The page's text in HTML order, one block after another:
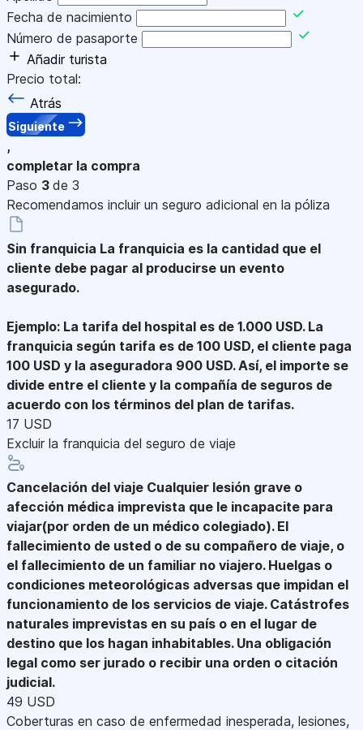
Fecha de nacimiento
Número de pasaporte
Añadir turista
Precio total:
Atrás
Siguiente
,
completar la compra
Paso 3 de 3
Recomendamos incluir un seguro adicional en la póliza
Sin franquicia La franquicia es la cantidad que el
cliente debe pagar al producirse un evento
asegurado.
Ejemplo: La tarifa del hospital es de 1.000 USD. La
franquicia según tarifa es de 100 USD, el cliente paga
100 USD y la aseguradora 900 USD. Así, el importe se
divide entre el cliente y la compañía de seguros de
acuerdo con los términos del plan de tarifas.
17 USD
Excluir la franquicia del seguro de viaje
Cancelación del viaje Cualquier lesión grave o
afección médica imprevista que le incapacite para
viajar(por orden de un médico colegiado). El
fallecimiento de usted o de su compañero de viaje, o
el fallecimiento de un familiar no viajero. Huelgas o
condiciones meteorológicas adversas que impidan el
funcionamiento de los servicios de viaje. Catástrofes
naturales imprevistas en su país o en el lugar de
destino que los hagan inhabitables. Una obligación
legal como ser jurado o recibir una orden o citación
judicial.
49 USD
Coberturas en caso de enfermedad inesperada, lesiones,